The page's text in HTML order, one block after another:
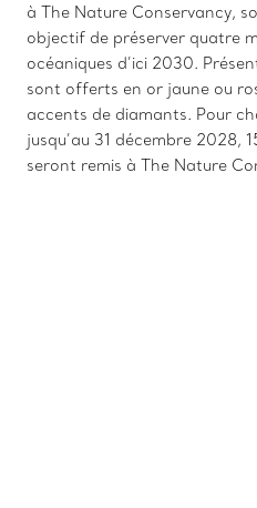
à The Nature Conservancy,
objectif de préserver quatre
océaniques d’ici 2030.
sont offerts en or jaune ou
accents de diamants. Pour
jusqu’au 31 décembre 2028,
seront remis à The Nature